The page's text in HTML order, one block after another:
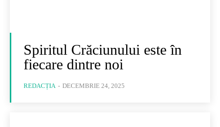
Spiritul Crăciunului este în
fiecare dintre noi
REDACȚIA - DECEMBRIE 24, 2025